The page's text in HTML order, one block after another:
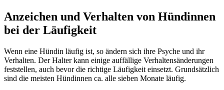
Anzeichen und Verhalten von Hündinnen
bei der Läufigkeit
Wenn eine Hündin läufig ist, so ändern sich ihre Psyche und ihr
Verhalten. Der Halter kann einige auffällige Verhaltensänderungen
feststellen, auch bevor die richtige Läufigkeit einsetzt. Grundsätzlich
sind die meisten Hündinnen ca. alle sieben Monate läufig.